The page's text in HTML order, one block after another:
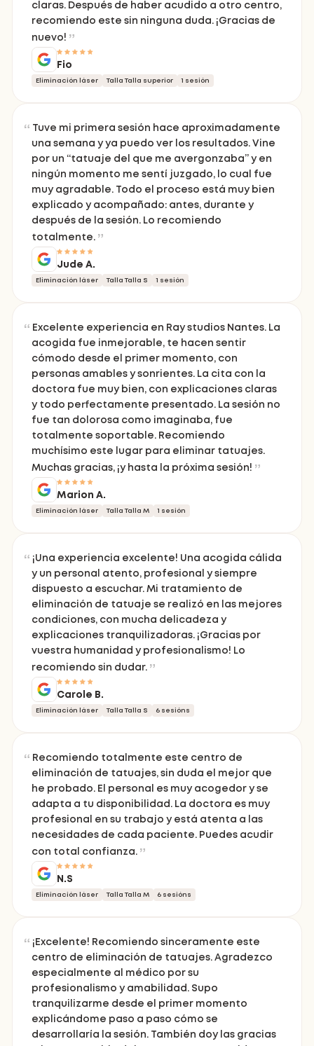
claras. Después de haber acudido a otro centro,
recomiendo este sin ninguna duda. ¡Gracias de
nuevo!
Fio
Eliminación láser Talla Talla superior 1 sesión
Tuve mi primera sesión hace aproximadamente
una semana y ya puedo ver los resultados. Vine
por un “tatuaje del que me avergonzaba” y en
ningún momento me sentí juzgado, lo cual fue
muy agradable. Todo el proceso está muy bien
explicado y acompañado: antes, durante y
después de la sesión. Lo recomiendo
totalmente.
Jude A.
Eliminación láser Talla Talla S 1 sesión
Excelente experiencia en Ray studios Nantes. La
acogida fue inmejorable, te hacen sentir
cómodo desde el primer momento, con
personas amables y sonrientes. La cita con la
doctora fue muy bien, con explicaciones claras
y todo perfectamente presentado. La sesión no
fue tan dolorosa como imaginaba, fue
totalmente soportable. Recomiendo
muchísimo este lugar para eliminar tatuajes.
Muchas gracias, ¡y hasta la próxima sesión!
Marion A.
Eliminación láser Talla Talla M 1 sesión
¡Una experiencia excelente! Una acogida cálida
y un personal atento, profesional y siempre
dispuesto a escuchar. Mi tratamiento de
eliminación de tatuaje se realizó en las mejores
condiciones, con mucha delicadeza y
explicaciones tranquilizadoras. ¡Gracias por
vuestra humanidad y profesionalismo! Lo
recomiendo sin dudar.
Carole B.
Eliminación láser Talla Talla S 6 sesións
Recomiendo totalmente este centro de
eliminación de tatuajes, sin duda el mejor que
he probado. El personal es muy acogedor y se
adapta a tu disponibilidad. La doctora es muy
profesional en su trabajo y está atenta a las
necesidades de cada paciente. Puedes acudir
con total confianza.
N.S
Eliminación láser Talla Talla M 6 sesións
¡Excelente! Recomiendo sinceramente este
centro de eliminación de tatuajes. Agradezco
especialmente al médico por su
profesionalismo y amabilidad. Supo
tranquilizarme desde el primer momento
explicándome paso a paso cómo se
desarrollaría la sesión. También doy las gracias